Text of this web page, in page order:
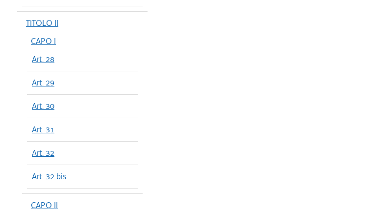
TITOLO II
CAPO I
Art. 28
Art. 29
Art. 30
Art. 31
Art. 32
Art. 32 bis
CAPO II